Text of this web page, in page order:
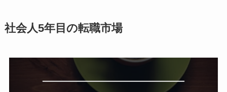
社会人5年目の転職市場